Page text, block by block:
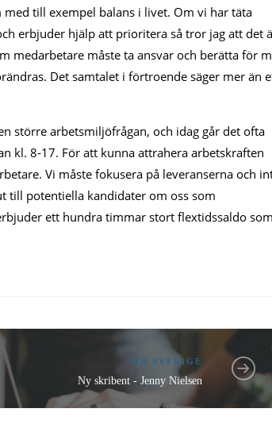
till exempel balans i livet. Om vi har täta
erbjuder hjälp att prioritera så tror jag att det
medarbetare måste ta ansvar och berätta för
Det samtalet i förtroende säger mer än
större arbetsmiljöfrågan, och idag går det ofta
kl. 8-17. För att kunna attrahera arbetskraften
Vi måste fokusera på leveranserna och
till potentiella kandidater om oss som
ett hundra timmar stort flextidssaldo
HR SVERIGE
Ny skribent - Jenny Nielsen